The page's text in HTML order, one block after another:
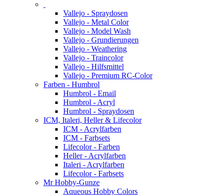
Vallejo - Spraydosen
Vallejo - Metal Color
Vallejo - Model Wash
Vallejo - Grundierungen
Vallejo - Weathering
Vallejo - Traincolor
Vallejo - Hilfsmittel
Vallejo - Premium RC-Color
Farben - Humbrol
Humbrol - Email
Humbrol - Acryl
Humbrol - Spraydosen
ICM, Italeri, Heller & Lifecolor
ICM - Acrylfarben
ICM - Farbsets
Lifecolor - Farben
Heller - Acrylfarben
Italeri - Acrylfarben
Lifecolor - Farbsets
Mr Hobby-Gunze
Aqueous Hobby Colors